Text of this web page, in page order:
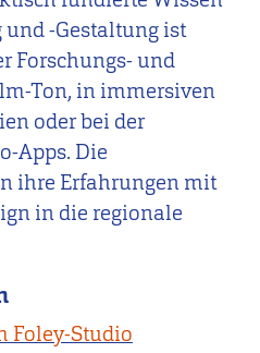
-Gestaltung ist
Forschungs- und
Ton, in immersiven
oder bei der
Apps. Die
ihre Erfahrungen mit
in die regionale
Foley-Studio